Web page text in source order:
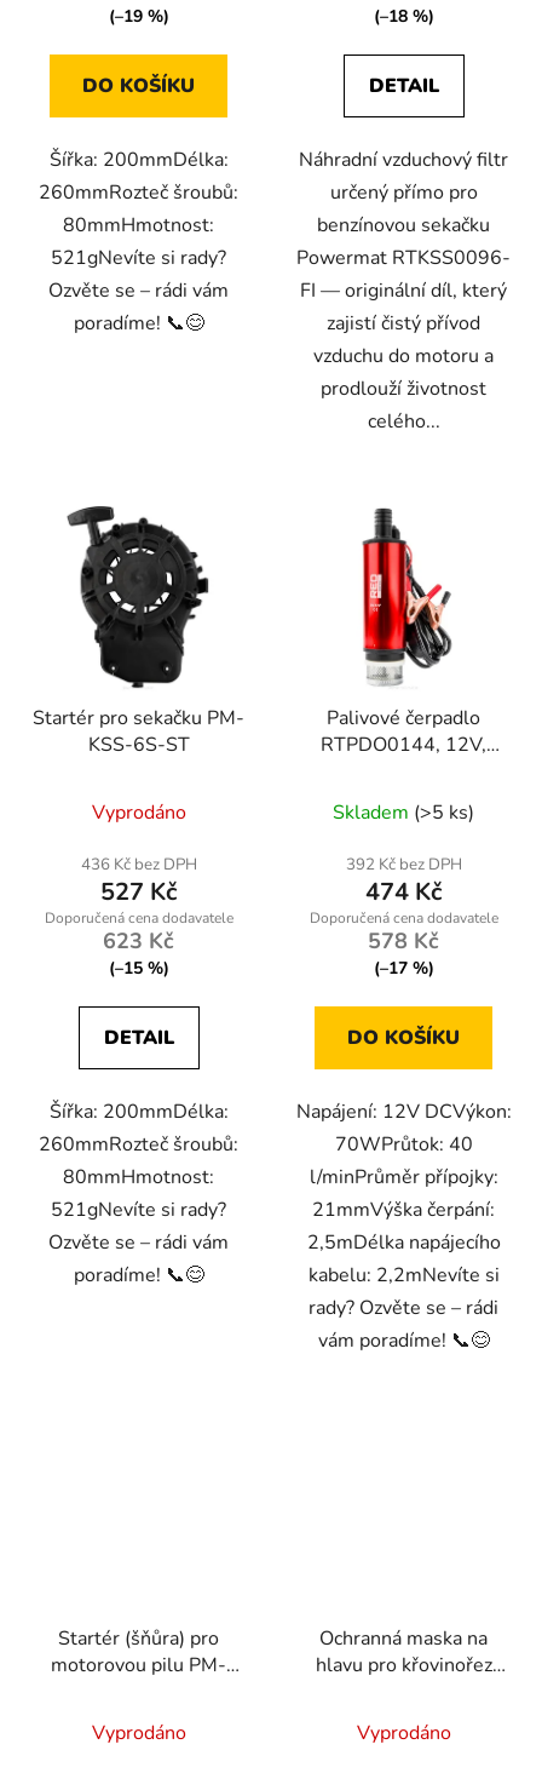
(–19 %)
DO KOŠÍKU
Šířka: 200mmDélka:
260mmRozteč šroubů:
80mmHmotnost:
521gNevíte si rady?
Ozvěte se – rádi vám
poradíme! 📞😊
(–18 %)
DETAIL
Náhradní vzduchový filtr
určený přímo pro
benzínovou sekačku
Powermat RTKSS0096-
FI — originální díl, který
zajistí čistý přívod
vzduchu do motoru a
prodlouží životnost
celého...
Startér pro sekačku PM-
KSS-6S-ST
Vyprodáno
436 Kč bez DPH
527 Kč
623 Kč
(–15 %)
DETAIL
Šířka: 200mmDélka:
260mmRozteč šroubů:
80mmHmotnost:
521gNevíte si rady?
Ozvěte se – rádi vám
poradíme! 📞😊
Palivové čerpadlo
RTPDO0144, 12V,
Skladem (>5 ks)
392 Kč bez DPH
474 Kč
578 Kč
(–17 %)
DO KOŠÍKU
Napájení: 12V DCVýkon:
70WPrůtok: 40
l/minPrůměr přípojky:
21mmVýška čerpání:
2,5mDélka napájecího
kabelu: 2,2mNevíte si
rady? Ozvěte se – rádi
vám poradíme! 📞😊
Startér (šňůra) pro
motorovou pilu PM-
Vyprodáno
Ochranná maska na
hlavu pro křovinořez
Vyprodáno